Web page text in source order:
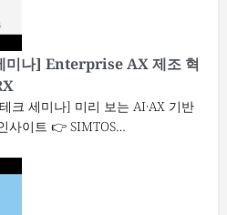
미나] Enterprise AX 제조 혁
크 세미나] 미리 보는 AI·AX 기반
사이트 👉 SIMTOS…